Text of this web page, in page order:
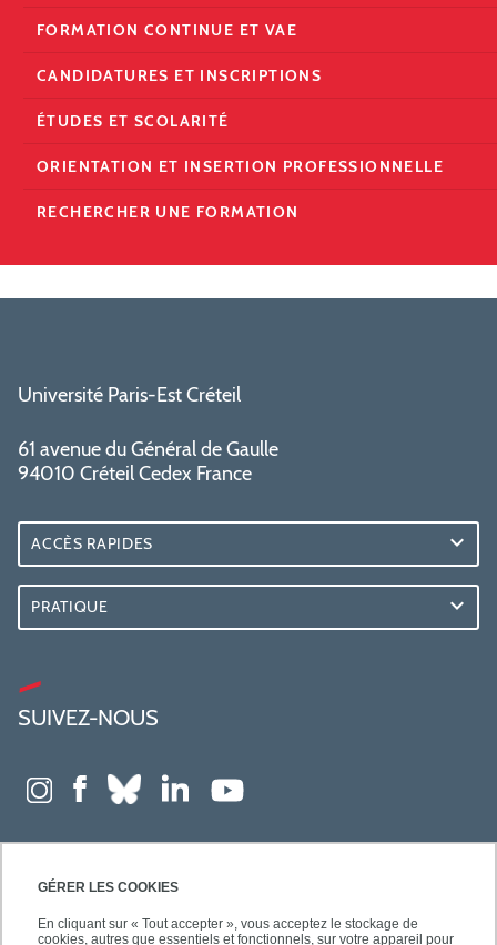
GÉRER LES COOKIES
En cliquant sur « Tout accepter », vous acceptez le stockage de
cookies, autres que essentiels et fonctionnels, sur votre appareil pour
FORMATION CONTINUE ET VAE
CANDIDATURES ET INSCRIPTIONS
ÉTUDES ET SCOLARITÉ
ORIENTATION ET INSERTION PROFESSIONNELLE
RECHERCHER UNE FORMATION
Université Paris-Est Créteil
61 avenue du Général de Gaulle
94010 Créteil Cedex France
ACCÈS RAPIDES
PRATIQUE
SUIVEZ-NOUS